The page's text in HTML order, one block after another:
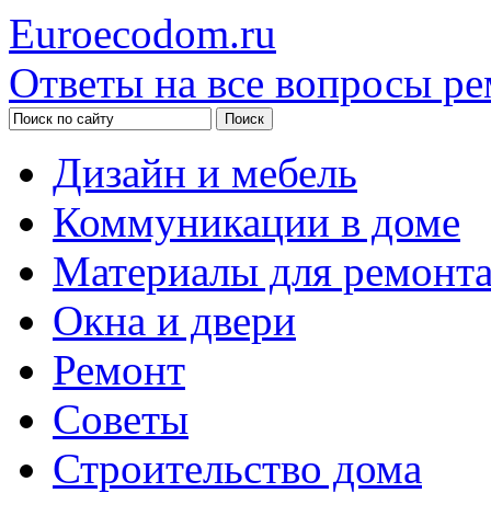
Euroecodom.ru
Ответы на все вопросы
Дизайн и мебель
Коммуникации в доме
Материалы для
Окна и двери
Ремонт
Советы
Строительство дома